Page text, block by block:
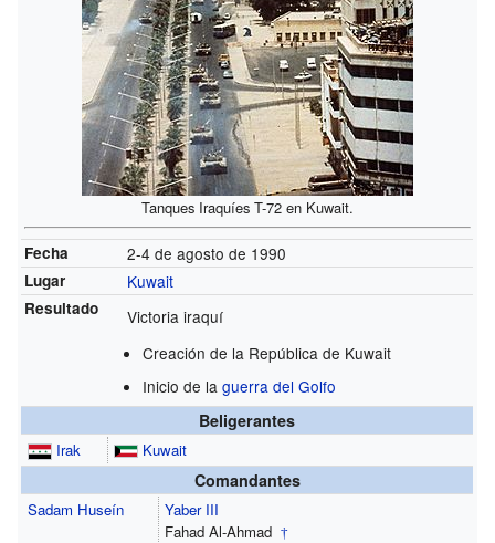
Tanques Iraquíes T-72 en Kuwait.
Fecha 2-4 de agosto de 1990
Lugar Kuwait
Resultado
Victoria iraquí
Creación de la República de Kuwait
Inicio de la guerra del Golfo
Beligerantes
Irak Kuwait
Comandantes
Sadam Huseín
Yaber III
Fahad Al-Ahmad†